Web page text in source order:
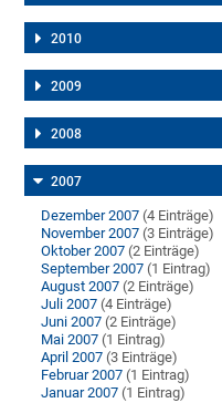
2010
2009
2008
2007
Dezember 2007 (4 Einträge)
November 2007 (3 Einträge)
Oktober 2007 (2 Einträge)
September 2007 (1 Eintrag)
August 2007 (2 Einträge)
Juli 2007 (4 Einträge)
Juni 2007 (2 Einträge)
Mai 2007 (1 Eintrag)
April 2007 (3 Einträge)
Februar 2007 (1 Eintrag)
Januar 2007 (1 Eintrag)